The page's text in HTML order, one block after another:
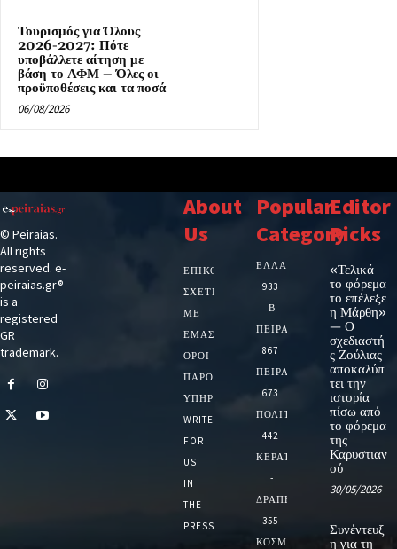
Τουρισμός για Όλους
2026-2027: Πότε
υποβάλλετε αίτηση με
βάση το ΑΦΜ – Όλες οι
προϋποθέσεις και τα ποσά
06/08/2026
© Peiraias.
All rights
reserved. e-
peiraias.gr®
is a
registered
GR
trademark.
About
Us
ΕΠΙΚΟΙΝΩΝΙΑ
ΣΧΕΤΙΚΆ
ΜΕ
ΕΜΆΣ
ΌΡΟΙ
ΠΑΡΟΧΉΣ
ΥΠΗΡΕΣΙΏΝ
WRITE
FOR
US
IN
THE
PRESS
Popular
Category
ΕΛΛΑΔΑ
933
Β
ΠΕΙΡΑΙΑ
867
ΠΕΙΡΑΙΑΣ
673
ΠΟΛΙΤΙΚΗ
442
ΚΕΡΑΤΣΙΝΙ
-
ΔΡΑΠΕΤΣΩΝΑ
355
ΚΟΣΜΟΣ
Editor
Picks
«Τελικά
το φόρεμα
το επέλεξε
η Μάρθη»
— Ο
σχεδιαστή
ς Ζούλιας
αποκαλύπ
τει την
ιστορία
πίσω από
το φόρεμα
της
Καρυστιαν
ού
30/05/2026
Συνέντευξ
η για τη